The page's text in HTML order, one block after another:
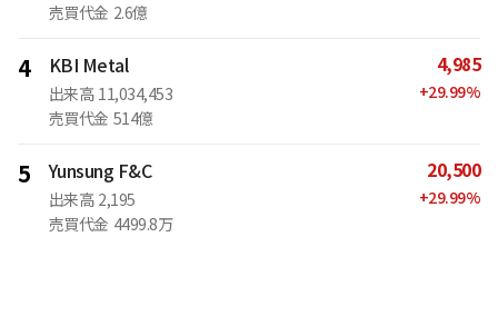
売買代金 2.6億
4 KBI Metal
出来高 11,034,453
売買代金 514億
4,985
+29.99%
5 Yunsung F&C
出来高 2,195
売買代金 4499.8万
20,500
+29.99%